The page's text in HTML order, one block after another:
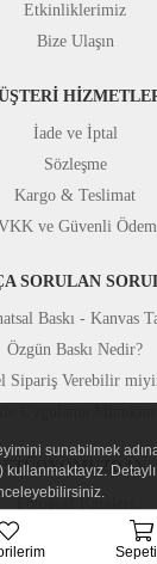
Etkinliklerimiz
Bize Ulaşın
İade ve İptal
Sözleşme
Kargo & Teslimat
ve Güvenli
SORULAN
Baskı - Kanvas
Özgün Baskı Nedir?
Sipariş Verebilir
STÜDYOMUZDAN
Fotoğraf Kareleri
Basında Canvastar
sunabilmek